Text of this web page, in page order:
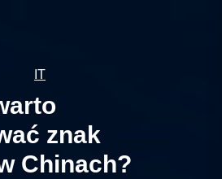
IT
znak
Chinach?